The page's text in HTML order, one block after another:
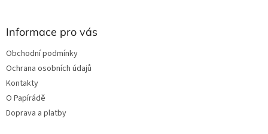
Informace pro vás
Obchodní podmínky
Ochrana osobních údajů
Kontakty
O Papírádě
Doprava a platby